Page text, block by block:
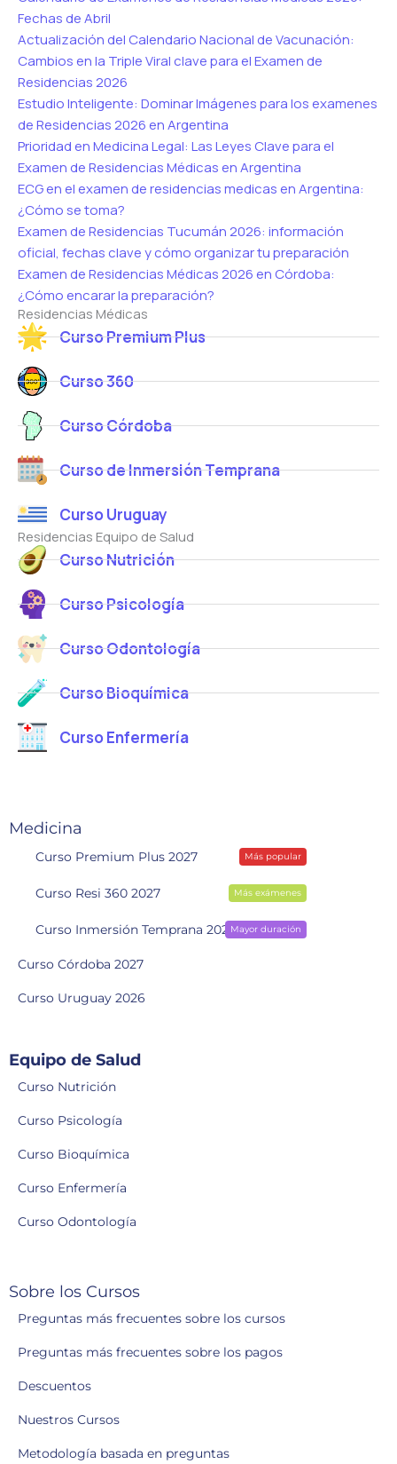
Fechas de Abril
Actualización del Calendario Nacional de Vacunación:
Cambios en la Triple Viral clave para el Examen de
Residencias 2026
Estudio Inteligente: Dominar Imágenes para los examenes
de Residencias 2026 en Argentina
Prioridad en Medicina Legal: Las Leyes Clave para el
Examen de Residencias Médicas en Argentina
ECG en el examen de residencias medicas en Argentina:
¿Cómo se toma?
Examen de Residencias Tucumán 2026: información
oficial, fechas clave y cómo organizar tu preparación
Examen de Residencias Médicas 2026 en Córdoba:
¿Cómo encarar la preparación?
Residencias Médicas
Curso Premium Plus
Curso 360
Curso Córdoba
Curso de Inmersión Temprana
Curso Uruguay
Residencias Equipo de Salud
Curso Nutrición
Curso Psicología
Curso Odontología
Curso Bioquímica
Curso Enfermería
Medicina
Curso Premium Plus 2027 Más popular
Curso Resi 360 2027 Más exámenes
Curso Inmersión Temprana 2028Mayor duración
Curso Córdoba 2027
Curso Uruguay 2026
Equipo de Salud
Curso Nutrición
Curso Psicología
Curso Bioquímica
Curso Enfermería
Curso Odontología
Sobre los Cursos
Preguntas más frecuentes sobre los cursos
Preguntas más frecuentes sobre los pagos
Descuentos
Nuestros Cursos
Metodología basada en preguntas